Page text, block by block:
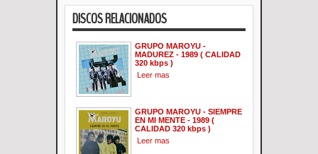
DISCOS RELACIONADOS
GRUPO MAROYU -
MADUREZ - 1989 ( CALIDAD
320 kbps )
Leer mas
GRUPO MAROYU - SIEMPRE
EN MI MENTE - 1989 (
CALIDAD 320 kbps )
Leer mas